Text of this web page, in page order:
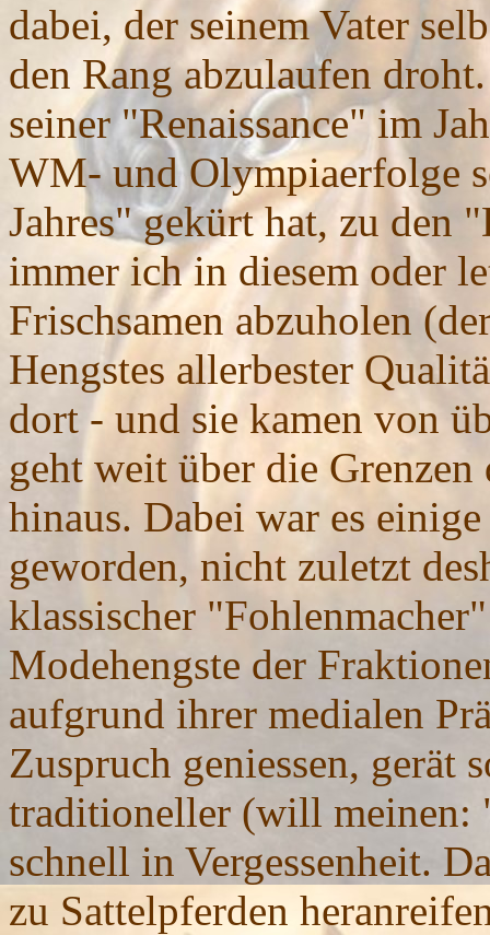
dabei, der seinem Vater
den Rang abzulaufen
seiner "Renaissance" im
WM- und Olympiaerfolge
Jahres" gekürt hat, zu den
immer ich in diesem oder
Frischsamen abzuholen
Hengstes allerbester
dort - und sie kamen von
geht weit über die
hinaus. Dabei war es
geworden, nicht zuletzt
klassischer
Modehengste der
aufgrund ihrer medialen
Zuspruch geniessen, gerät
traditioneller (will meinen:
schnell in Vergessenheit.
zu Sattelpferden